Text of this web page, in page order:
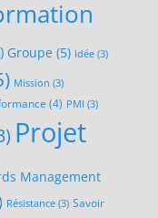
Groupe (5) Idée (3)
Mission (3)
(4) PMI (3)
Projet
Management
Résistance (3) Savoir